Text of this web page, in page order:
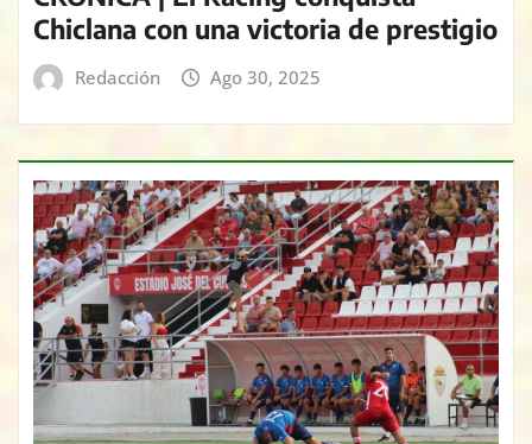
Chiclana con una victoria de prestigio
Redacción Ago 30, 2025